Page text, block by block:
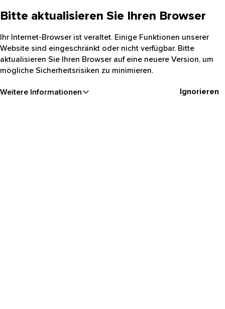
Bitte aktualisieren Sie Ihren Browser
Ihr Internet-Browser ist veraltet. Einige Funktionen unserer
Website sind eingeschränkt oder nicht verfügbar. Bitte
aktualisieren Sie Ihren Browser auf eine neuere Version, um
mögliche Sicherheitsrisiken zu minimieren.
Weitere Informationen Ignorieren